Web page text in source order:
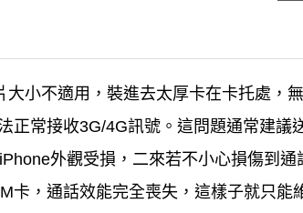
小不適用，裝進去太厚卡在卡托處，
正常接收3G/4G訊號。這問題通常建議
外觀受損，二來若不小心損傷到通
卡，通話效能完全喪失，這樣子就只能